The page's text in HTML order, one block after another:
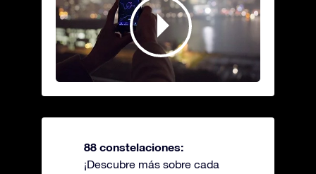
88 constelaciones:
¡Descubre más sobre cada